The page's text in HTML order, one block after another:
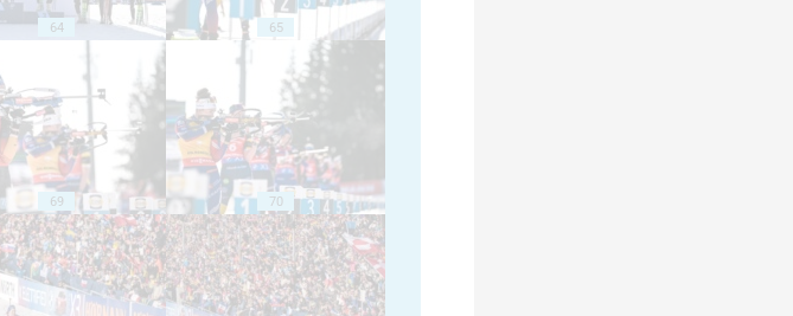
64 65
69 70